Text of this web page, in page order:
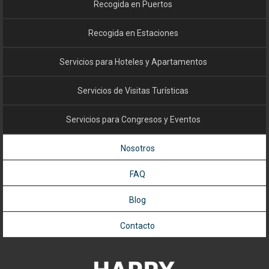
Recogida en Puertos
Recogida en Estaciones
Servicios para Hoteles y Apartamentos
Servicios de Visitas Turísticas
Servicios para Congresos y Eventos
Nosotros
FAQ
Blog
Contacto